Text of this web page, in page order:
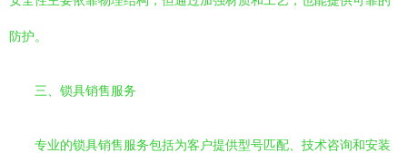
防护。
三、锁具销售服务
专业的锁具销售服务包括为客户提供型号匹配、技术咨询和安装